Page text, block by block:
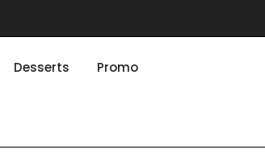
Desserts Promo